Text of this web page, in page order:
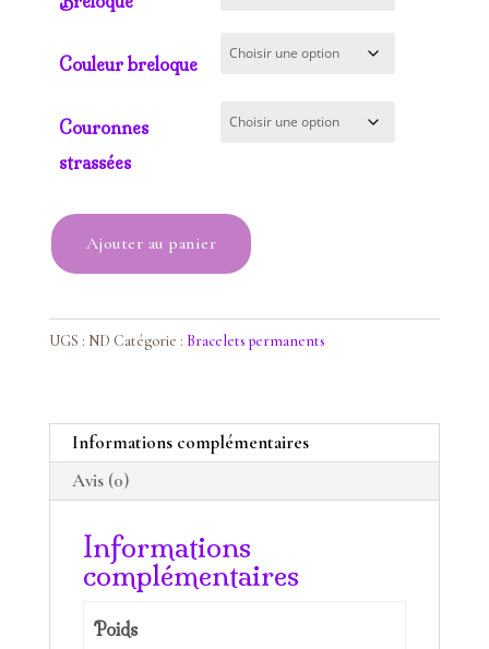
Couleur breloque
Couronnes
strassées
quantité
de
de
Ajouter au panier
UGS : ND Catégorie : Bracelets permanents
Informations complémentaires
Avis (0)
Informations
complémentaires
Poids